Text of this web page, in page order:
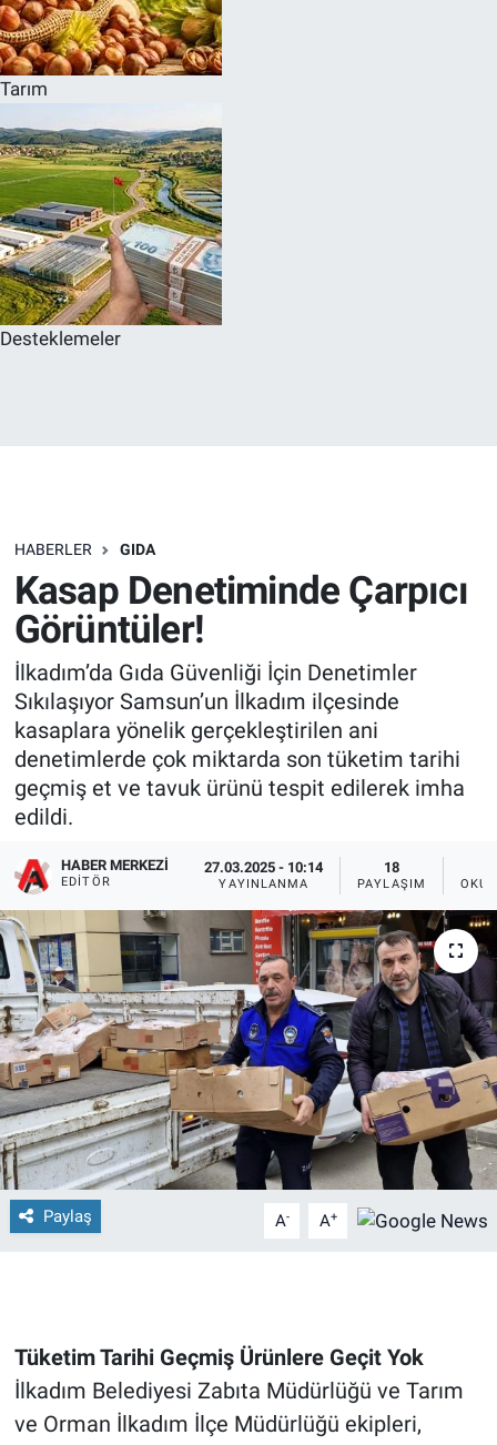
Tarım
Desteklemeler
HABERLER GIDA
Kasap Denetiminde Çarpıcı
Görüntüler!
İlkadım’da Gıda Güvenliği İçin Denetimler
Sıkılaşıyor Samsun’un İlkadım ilçesinde
kasaplara yönelik gerçekleştirilen ani
denetimlerde çok miktarda son tüketim tarihi
geçmiş et ve tavuk ürünü tespit edilerek imha
edildi.
HABER MERKEZI
EDITÖR
27.03.2025 - 10:14
YAYINLANMA
18
PAYLAŞIM
Paylaş A- A+
Tüketim Tarihi Geçmiş Ürünlere Geçit Yok
İlkadım Belediyesi Zabıta Müdürlüğü ve Tarım
ve Orman İlkadım İlçe Müdürlüğü ekipleri,